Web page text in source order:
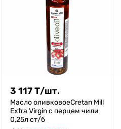
3 117Т/шт.
Масло оливковоеCretan Mill
Extra Virgin с перцем чили
0,25л ст/б